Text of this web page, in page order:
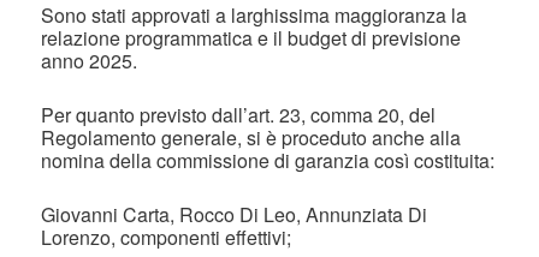
Sono stati approvati a larghissima maggioranza la
relazione programmatica e il budget di previsione
anno 2025.
Per quanto previsto dall’art. 23, comma 20, del
Regolamento generale, si è proceduto anche alla
nomina della commissione di garanzia così costituita:
Giovanni Carta, Rocco Di Leo, Annunziata Di
Lorenzo, componenti effettivi;